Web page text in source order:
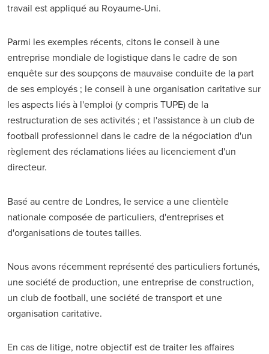
travail est appliqué au Royaume-Uni.
Parmi les exemples récents, citons le conseil à une
entreprise mondiale de logistique dans le cadre de son
enquête sur des soupçons de mauvaise conduite de la part
de ses employés ; le conseil à une organisation caritative sur
les aspects liés à l'emploi (y compris TUPE) de la
restructuration de ses activités ; et l'assistance à un club de
football professionnel dans le cadre de la négociation d'un
règlement des réclamations liées au licenciement d'un
directeur.
Basé au centre de Londres, le service a une clientèle
nationale composée de particuliers, d'entreprises et
d'organisations de toutes tailles.
Nous avons récemment représenté des particuliers fortunés,
une société de production, une entreprise de construction,
un club de football, une société de transport et une
organisation caritative.
En cas de litige, notre objectif est de traiter les affaires